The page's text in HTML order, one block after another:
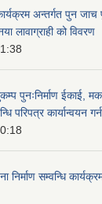
अन्तर्गत पुन जाच
लावाग्राही को विवरण
पुनःनिर्माण ईकाई,
परिपत्र कार्यान्वयन
निर्माण सम्वन्धि